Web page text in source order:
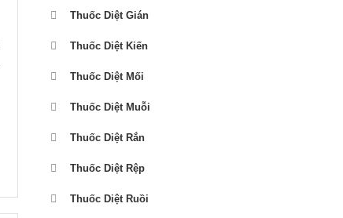
Thuốc Diệt Gián
Thuốc Diệt Kiến
Thuốc Diệt Mối
Thuốc Diệt Muỗi
Thuốc Diệt Rắn
Thuốc Diệt Rệp
Thuốc Diệt Ruồi